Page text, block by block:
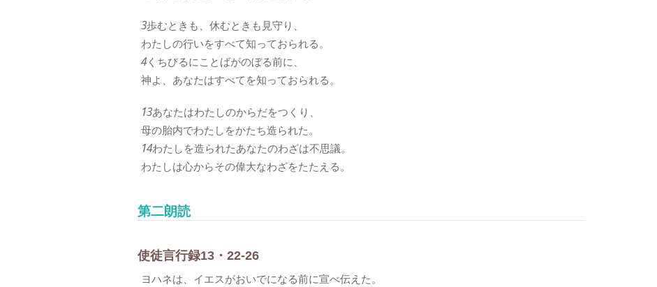
3歩むときも、休むときも見守り、
わたしの行いをすべて知っておられる。
4くちびるにことばがのぼる前に、
神よ、あなたはすべてを知っておられる。
13あなたはわたしのからだをつくり、
母の胎内でわたしをかたち造られた。
14わたしを造られたあなたのわざは不思議。
わたしは心からその偉大なわざをたたえる。
第二朗読
使徒言行録13・22-26
ヨハネは、イエスがおいでになる前に宣べ伝えた。